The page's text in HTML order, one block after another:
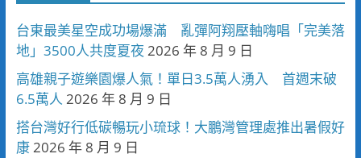
台東最美星空成功場爆滿 亂彈阿翔壓軸嗨唱「完美落
地」3500人共度夏夜 2026 年 8 月 9 日
高雄親子遊樂園爆人氣！單日3.5萬人湧入 首週末破
6.5萬人 2026 年 8 月 9 日
搭台灣好行低碳暢玩小琉球！大鵬灣管理處推出暑假好
康2026 年 8 月 9 日